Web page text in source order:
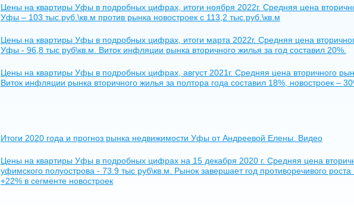
Цены на квартиры Уфы в подробных цифрах, итоги ноября 2022г. Средняя цена
Уфы – 103 тыс.руб.\кв.м против рынка новостроек с 113,2 тыс.руб.\кв.м
Цены на квартиры Уфы в подробных цифрах, итоги марта 2022г. Средняя цена
Уфы - 96,8 тыс руб\кв.м. Виток инфляции рынка вторичного жилья за год составил 20%.
Цены на квартиры Уфы в подробных цифрах, август 2021г. Средняя цена вторичного
Виток инфляции рынка вторичного жилья за полтора года составил 18%, новостроек –
Итоги 2020 года и прогноз рынка недвижимости Уфы от Андреевой Елены. Видео
Цены на квартиры Уфы в подробных цифрах на 15 декабря 2020 г. Средняя цена
уфимского полуострова - 73.9 тыс руб\кв.м. Рынок завершает год противоречивого
+22% в сегменте новостроек